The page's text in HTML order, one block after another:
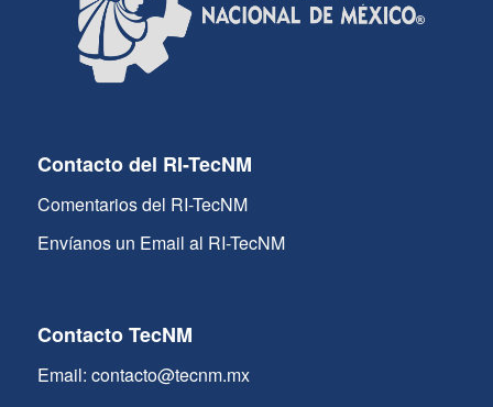
Contacto del RI-TecNM
Comentarios del RI-TecNM
Envíanos un Email al RI-TecNM
Contacto TecNM
Email: contacto@tecnm.mx